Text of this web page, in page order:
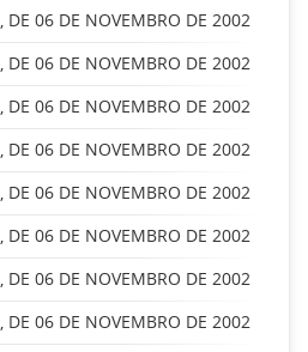
DE 06 DE NOVEMBRO DE 2002
DE 06 DE NOVEMBRO DE 2002
DE 06 DE NOVEMBRO DE 2002
DE 06 DE NOVEMBRO DE 2002
DE 06 DE NOVEMBRO DE 2002
DE 06 DE NOVEMBRO DE 2002
DE 06 DE NOVEMBRO DE 2002
DE 06 DE NOVEMBRO DE 2002